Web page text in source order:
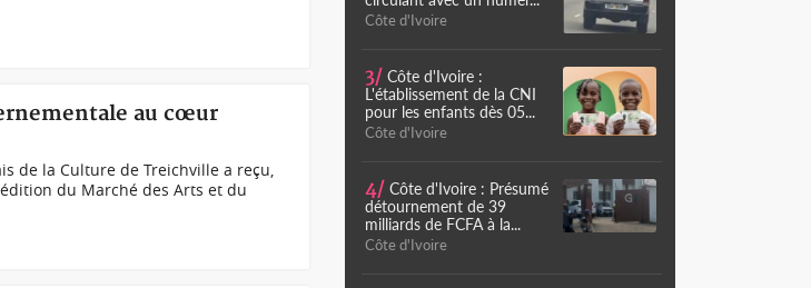
au cœur
de la Culture de Treichville a reçu,
du Marché des Arts et du
Côte d'Ivoire
3/ Côte d'Ivoire :
L'établissement de la CNI
pour les enfants dès 05...
Côte d'Ivoire
4/ Côte d'Ivoire : Présumé
détournement de 39
milliards de FCFA à la...
Côte d'Ivoire